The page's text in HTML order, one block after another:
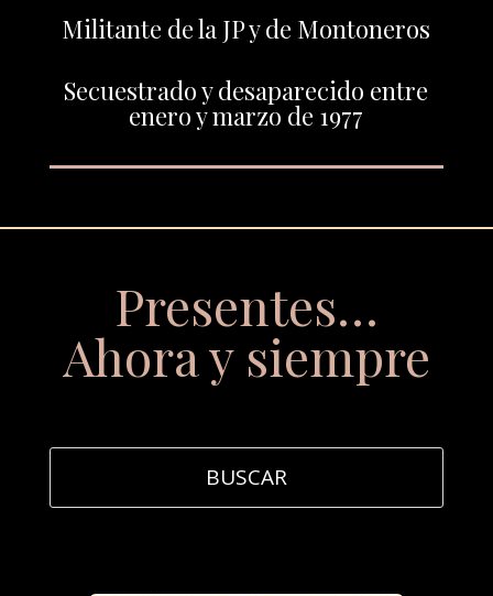
Militante de la JP y de Montoneros
Secuestrado y desaparecido entre
enero y marzo de 1977
Presentes…
Ahora y siempre